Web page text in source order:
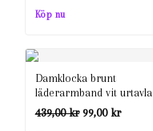
439,00 kr.
Köp nu
Damklocka brunt
läderarmband vit urtavla
439,00kr Det
99,00 krDet